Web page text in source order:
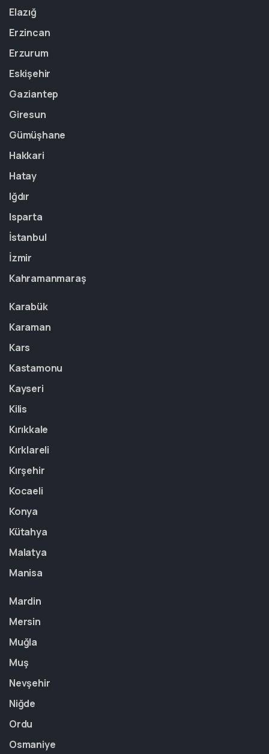
Elazığ
Erzincan
Erzurum
Eskişehir
Gaziantep
Giresun
Gümüşhane
Hakkari
Hatay
Iğdır
Isparta
İstanbul
İzmir
Kahramanmaraş
Karabük
Karaman
Kars
Kastamonu
Kayseri
Kilis
Kırıkkale
Kırklareli
Kırşehir
Kocaeli
Konya
Kütahya
Malatya
Manisa
Mardin
Mersin
Muğla
Muş
Nevşehir
Niğde
Ordu
Osmaniye